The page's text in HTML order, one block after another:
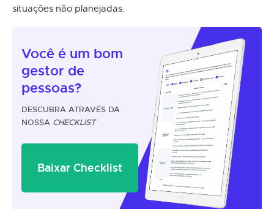
situações não planejadas.
Você é um bom
gestor de
pessoas?
DESCUBRA ATRAVÉS DA
NOSSA CHECKLIST
Baixar Checklist